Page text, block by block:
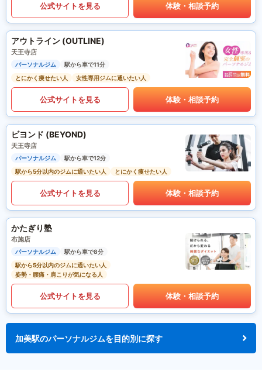
公式サイトを見る 体験・相談予約
アウトライン (OUTLINE)
天王寺店
パーソナルジム
駅から車で11分
とにかく痩せたい人
女性専用ジムに通いたい人
公式サイトを見る 体験・相談予約
ビヨンド (BEYOND)
天王寺店
パーソナルジム
駅から車で12分
駅から5分以内のジムに通いたい人
とにかく痩せたい人
公式サイトを見る 体験・相談予約
かたぎり塾
布施店
パーソナルジム
駅から車で8分
駅から5分以内のジムに通いたい人
姿勢・腰痛・肩こりが気になる人
公式サイトを見る 体験・相談予約
加美駅のパーソナルジムを目的別に探す